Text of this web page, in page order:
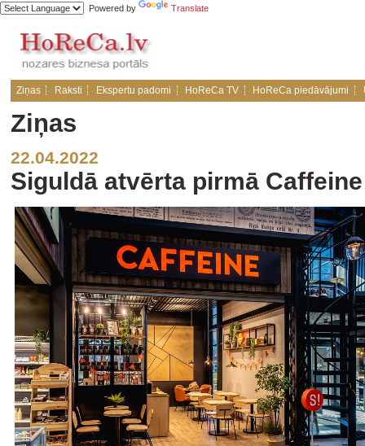
Powered by Translate
Ziņas Raksti Ekspertu padomi HoReCa TV HoReCa piedāvājumi
Ziņas
22.04.2022
Siguldā atvērta pirmā